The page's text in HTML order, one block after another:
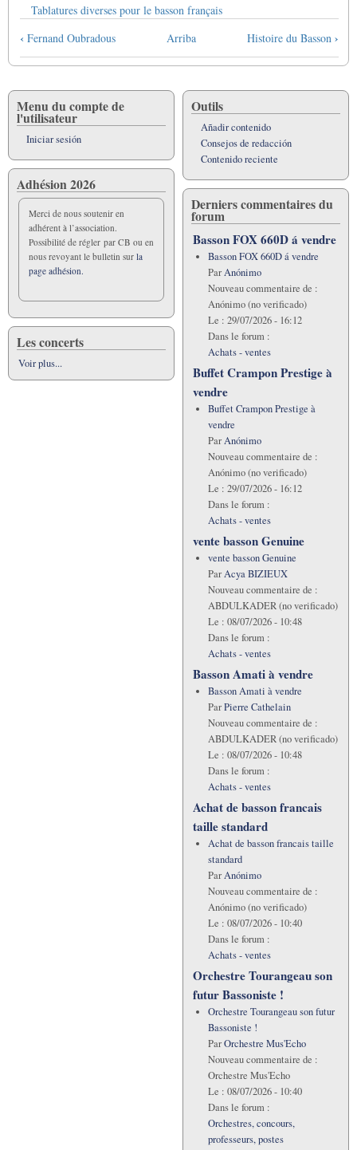
Tablatures diverses pour le basson français
Enlaces
transversales
de
Book
para
Le
basson
‹ Fernand Oubradous Arriba Histoire du Basson ›
Menu du compte de
l'utilisateur
Iniciar sesión
Adhésion 2026
Merci de nous soutenir en
adhérent à l’association.
Possibilité de régler par CB ou en
nous revoyant le bulletin sur la
page adhésion.
Les concerts
Voir plus...
Outils
Añadir contenido
Consejos de redacción
Contenido reciente
Derniers commentaires du
forum
Basson FOX 660D á vendre
Basson FOX 660D á vendre
ParAnónimo
Nouveau commentaire de :
Anónimo (no verificado)
Le : 29/07/2026 - 16:12
Dans le forum :
Achats - ventes
Buffet Crampon Prestige à
vendre
Buffet Crampon Prestige à
vendre
ParAnónimo
Nouveau commentaire de :
Anónimo (no verificado)
Le : 29/07/2026 - 16:12
Dans le forum :
Achats - ventes
vente basson Genuine
vente basson Genuine
ParAcya BIZIEUX
Nouveau commentaire de :
ABDULKADER (no verificado)
Le : 08/07/2026 - 10:48
Dans le forum :
Achats - ventes
Basson Amati à vendre
Basson Amati à vendre
ParPierre Cathelain
Nouveau commentaire de :
ABDULKADER (no verificado)
Le : 08/07/2026 - 10:48
Dans le forum :
Achats - ventes
Achat de basson francais
taille standard
Achat de basson francais taille
standard
ParAnónimo
Nouveau commentaire de :
Anónimo (no verificado)
Le : 08/07/2026 - 10:40
Dans le forum :
Achats - ventes
Orchestre Tourangeau son
futur Bassoniste !
Orchestre Tourangeau son futur
Bassoniste !
ParOrchestre Mus'Echo
Nouveau commentaire de :
Orchestre Mus'Echo
Le : 08/07/2026 - 10:40
Dans le forum :
Orchestres, concours,
professeurs, postes